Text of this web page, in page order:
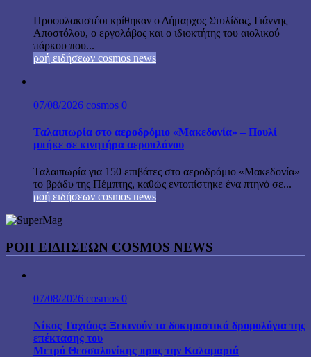
Προφυλακιστέοι κρίθηκαν ο Δήμαρχος Στυλίδας, Γιάννης
Αποστόλου, ο εργολάβος και ο ιδιοκτήτης του αιολικού
πάρκου που...
ροή ειδήσεων cosmos news
07/08/2026 cosmos 0
Ταλαιπωρία στο αεροδρόμιο «Μακεδονία» – Πουλί
μπήκε σε κινητήρα αεροπλάνου
Ταλαιπωρία για 150 επιβάτες στο αεροδρόμιο «Μακεδονία»
το βράδυ της Πέμπτης, καθώς εντοπίστηκε ένα πτηνό σε...
ροή ειδήσεων cosmos news
ΡΟΉ ΕΙΔΉΣΕΩΝ COSMOS NEWS
07/08/2026 cosmos 0
Νίκος Ταχιάος: Ξεκινούν τα δοκιμαστικά δρομολόγια της
επέκτασης του
Μετρό Θεσσαλονίκης προς την Καλαμαριά